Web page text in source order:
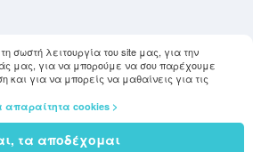
σωστή λειτουργία του site μας, για την
μας, για να μπορούμε να σου παρέχουμε
και για να μπορείς να μαθαίνεις για τις
cookies >
τα αποδέχομαι